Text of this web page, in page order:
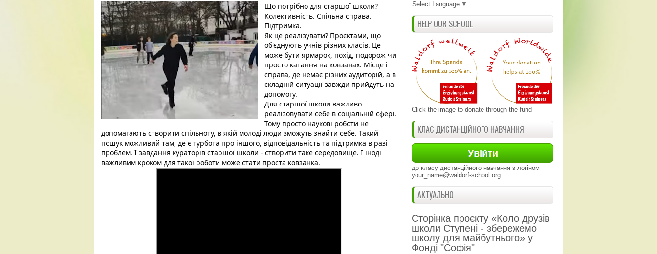
Що потрібно для старшої школи?
Колективність. Спільна справа.
Підтримка.
Як це реалізувати? Проєктами, що
об'єднують учнів різних класів. Це
може бути ярмарок, похід, подорож чи
просто катання на ковзанах. Місце і
справа, де немає різних аудиторій, а в
складній ситуації завжди прийдуть на
допомогу.
Для старшої школи важливо
реалізовувати себе в соціальній сфері.
Тому просто наукові роботи не
допомагають створити спільноту, в якій молоді люди зможуть знайти себе. Такий
пошук можливий там, де є турбота про іншого, відповідальність та підтримка в разі
проблем. І завдання кураторів старшої школи - створити таке середовище. І іноді
важливим кроком для такої роботи може стати проста ковзанка.
Select Language ▼
HELP OUR SCHOOL
Click the image to donate through the fund
КЛАС ДИСТАНЦІЙНОГО НАВЧАННЯ
до класу дистанційного навчання з логіном
your_name@waldorf-school.org
АКТУАЛЬНО
Сторінка проєкту «Коло друзів
школи Ступені - збережемо
школу для майбутнього» у
Фонді "Софія"